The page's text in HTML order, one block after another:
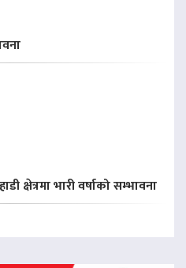
क्षेत्रमा भारी वर्षाको सम्भावना